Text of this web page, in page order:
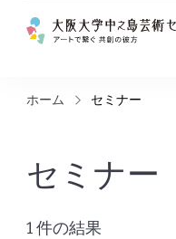
ホーム セミナー
セミナー
1 件の結果